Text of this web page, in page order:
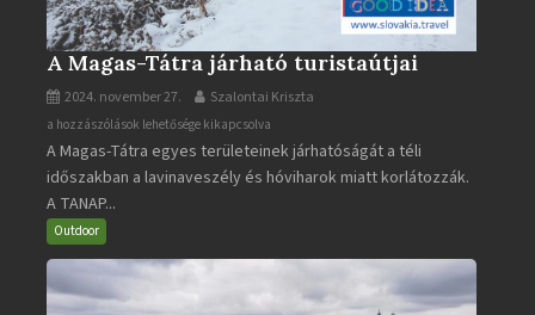
A Magas-Tátra járható turistaútjai
2024. november 27. Szalontai Kriszta
A
Magas-
Tátra
járható
turistaútjai
a hozzászólások lehetősége kikapcsolva
A Magas-Tátra egyes területeinek járhatóságát a téli
időszakban a lavinaveszély és hóviharok miatt korlátozzák.
A TANAP...
Outdoor